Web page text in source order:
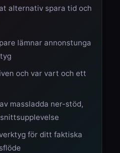
alternativ spara tid och
lämnar annonstunga
och var vart och ett
massladda ner-stöd,
för ditt faktiska